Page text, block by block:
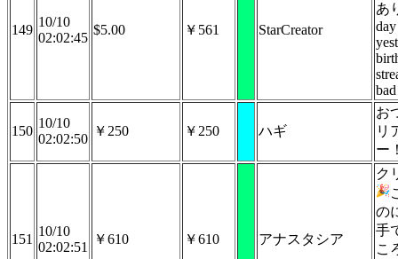
149
10/10
02:02:45
$5.00 ￥561 StarCreator
あ
150
10/10
02:02:50
￥250 ￥250 ハギ
お
リ
ー
151
10/10
02:02:51
￥610 ￥610 アナスタシア
ク
の
手
こ